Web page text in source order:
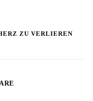
ZU VERLIEREN